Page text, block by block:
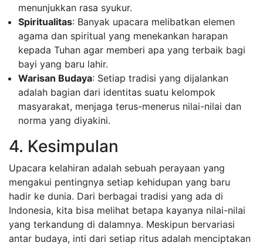
menunjukkan rasa syukur.
Spiritualitas: Banyak upacara melibatkan elemen
agama dan spiritual yang menekankan harapan
kepada Tuhan agar memberi apa yang terbaik bagi
bayi yang baru lahir.
Warisan Budaya: Setiap tradisi yang dijalankan
adalah bagian dari identitas suatu kelompok
masyarakat, menjaga terus-menerus nilai-nilai dan
norma yang diyakini.
4. Kesimpulan
Upacara kelahiran adalah sebuah perayaan yang
mengakui pentingnya setiap kehidupan yang baru
hadir ke dunia. Dari berbagai tradisi yang ada di
Indonesia, kita bisa melihat betapa kayanya nilai-nilai
yang terkandung di dalamnya. Meskipun bervariasi
antar budaya, inti dari setiap ritus adalah menciptakan